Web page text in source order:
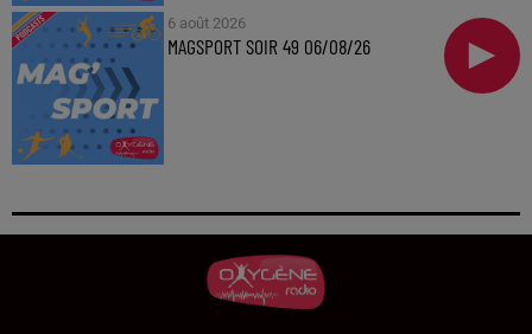
6 août 2026
MAGSPORT SOIR 49 06/08/26